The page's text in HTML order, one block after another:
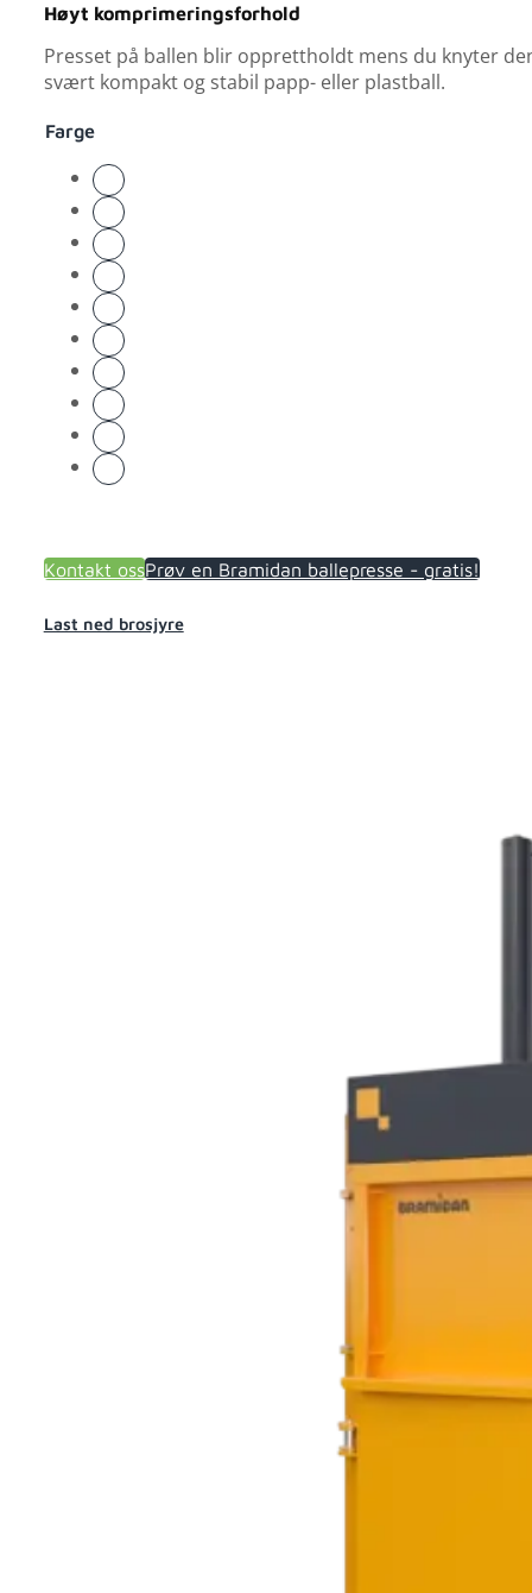
Høyt komprimeringsforhold
Presset på ballen blir opprettholdt mens du knyter
svært kompakt og stabil papp- eller plastball.
Farge
Kontakt ossPrøv en Bramidan ballepresse - gratis!
Last ned brosjyre